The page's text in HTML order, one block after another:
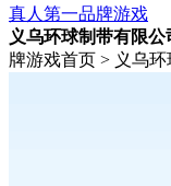
真人第一品牌游戏
义乌环球制带有限公
牌游戏首页 > 义乌环